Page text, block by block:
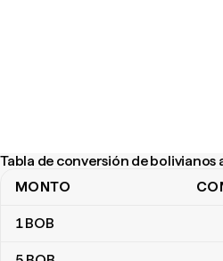
Tabla de conversión de bolivianos
Tabla de conversión de bolivianos a
MONTO
1BOB